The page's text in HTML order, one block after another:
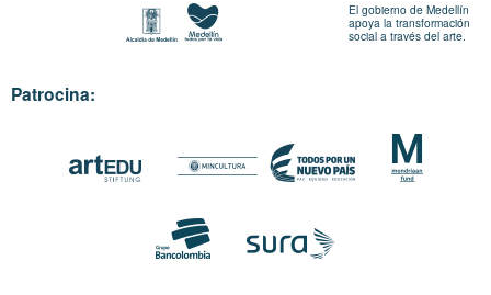
El gobierno de Medellín
apoya la transformación
social a través del arte.
Patrocina: